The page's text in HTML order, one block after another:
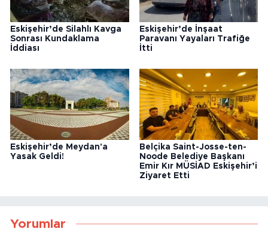
Eskişehir’de Silahlı Kavga
Sonrası Kundaklama
İddiası
Eskişehir’de İnşaat
Paravanı Yayaları Trafiğe
İtti
Eskişehir’de Meydan'a
Yasak Geldi!
Belçika Saint-Josse-ten-
Noode Belediye Başkanı
Emir Kır MÜSİAD Eskişehir’i
Ziyaret Etti
Yorumlar